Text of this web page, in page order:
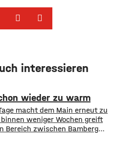
interessieren
wieder zu warm
macht dem Main erneut zu
weniger Wochen greift
Bereich zwischen Bamberg